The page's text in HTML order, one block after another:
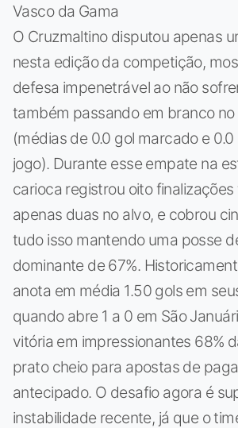
Vasco da Gama
O Cruzmaltino disputou apenas
nesta edição da competição,
defesa impenetrável ao não
também passando em branco
(médias de 0.0 gol marcado e
jogo). Durante esse empate na
carioca registrou oito
apenas duas no alvo, e cobrou
tudo isso mantendo uma posse
dominante de 67%.
anota em média 1.50 gols em
quando abre 1 a 0 em São
vitória em impressionantes 68%
prato cheio para apostas de
antecipado. O desafio agora é
instabilidade recente, já que o